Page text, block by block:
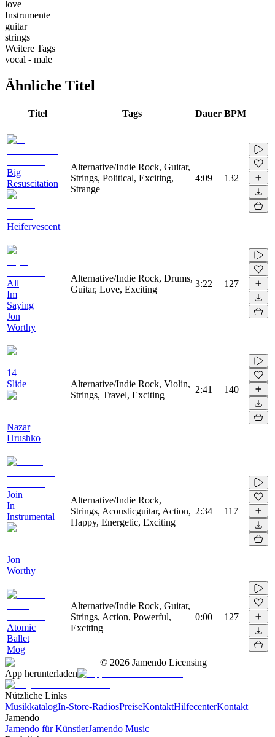
love
Instrumente
guitar
strings
Weitere Tags
vocal - male
Ähnliche Titel
Titel Tags Dauer BPM
Big
Resuscitation
Heifervescent
Alternative/Indie Rock, Guitar,
Strings, Political, Exciting,
Strange
4:09 132
All
Im
Saying
Jon
Worthy
Alternative/Indie Rock, Drums,
Guitar, Love, Exciting
3:22 127
14
Slide
Nazar
Hrushko
Alternative/Indie Rock, Violin,
Strings, Travel, Exciting
2:41 140
Join
In
Instrumental
Jon
Worthy
Alternative/Indie Rock,
Strings, Acousticguitar, Action,
Happy, Energetic, Exciting
2:34 117
Atomic
Ballet
Mog
Alternative/Indie Rock, Guitar,
Strings, Action, Powerful,
Exciting
0:00 127
© 2026 Jamendo Licensing
App herunterladen
Nützliche Links
MusikkatalogIn-Store-RadiosPreiseKontaktHilfecenterKontakt
Jamendo
Jamendo für KünstlerJamendo Music